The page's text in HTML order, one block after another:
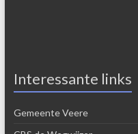
Interessante links
Gemeente Veere